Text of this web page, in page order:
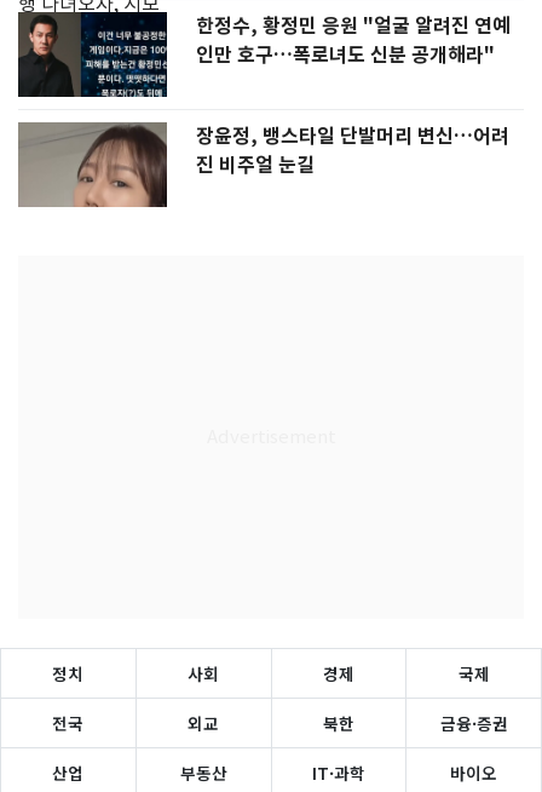
한정수, 황정민 응원 "얼굴 알려진 연예
인만 호구…폭로녀도 신분 공개해라"
장윤정, 뱅스타일 단발머리 변신…어려
진 비주얼 눈길
정치 사회 경제 국제
전국 외교 북한 금융·증권
산업 부동산 IT·과학 바이오